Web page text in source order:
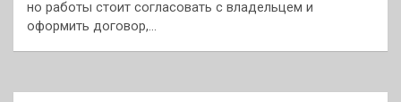
но работы стоит согласовать с владельцем и
оформить договор,…